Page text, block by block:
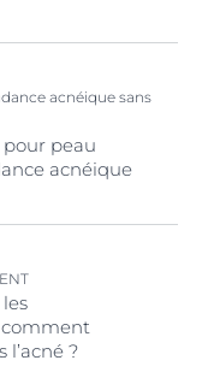
acnéique sans
peau
acnéique
l’acné ?